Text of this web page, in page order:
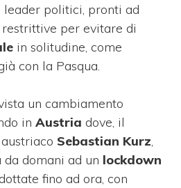
politici, pronti ad
per evitare di
in solitudine, come
con la Pasqua.
un cambiamento
in Austria dove, il
Sebastian Kurz,
domani ad un lockdown
fino ad ora, con